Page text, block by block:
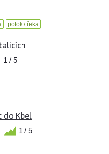
potok / řeka
1 / 5
do Kbel
1 / 5